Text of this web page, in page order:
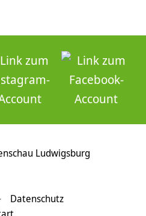
Ludwigsburg
Datenschutz